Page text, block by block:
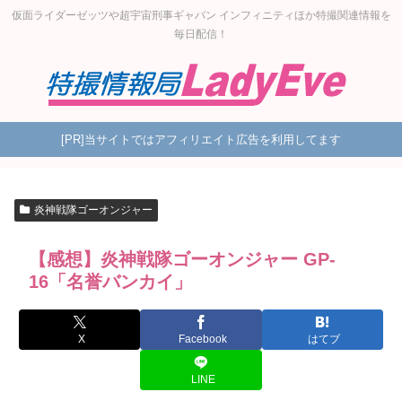
仮面ライダーゼッツや超宇宙刑事ギャバン インフィニティほか特撮関連情報を
毎日配信！
[PR]当サイトではアフィリエイト広告を利用してます
炎神戦隊ゴーオンジャー
【感想】炎神戦隊ゴーオンジャー GP-
16「名誉バンカイ」
X Facebook はてブ
LINE